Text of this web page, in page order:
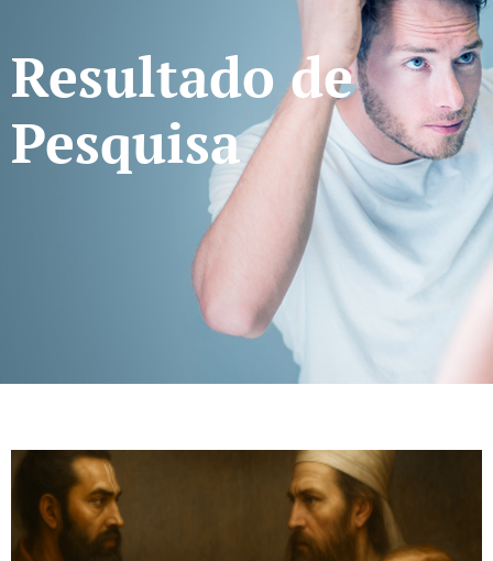
Resultado de
Pesquisa